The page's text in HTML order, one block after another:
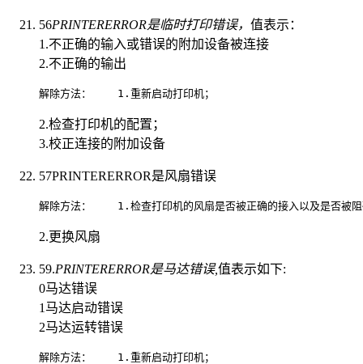
56PRINTERERROR是临时打印错误， 值表示：
1.不正确的输入或错误的附加设备被连接
2.不正确的输出
解除方法：    1.
2.检查打印机的配置；
3.校正连接的附加设备
57PRINTERERROR是风扇错误
解除方法：    1.检查打印机
2.更换风扇
59.PRINTERERROR是马达错误,值表示如下:
0马达错误
1马达启动错误
2马达运转错误
解除方法：    1.